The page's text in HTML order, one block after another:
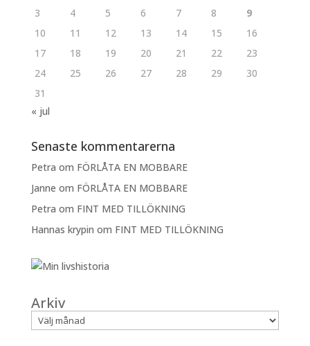
3
4 5 6 7 8
9
10
11 12 13 14 15
16
17
18 19 20 21 22
23
24
25 26 27 28 29
30
31
« jul
Senaste kommentarerna
Petra om FÖRLÅTA EN MOBBARE
Janne om FÖRLÅTA EN MOBBARE
Petra om FINT MED TILLÖKNING
Hannas krypin om FINT MED TILLÖKNING
Arkiv